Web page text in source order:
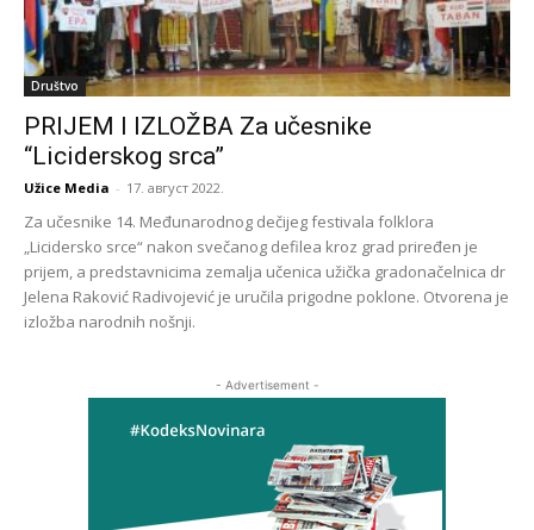
Društvo
PRIJEM I IZLOŽBA Za učesnike
“Liciderskog srca”
Užice Media - 17. август 2022.
Za učesnike 14. Međunarodnog dečijeg festivala folklora
„Licidersko srce“ nakon svečanog defilea kroz grad priređen je
prijem, a predstavnicima zemalja učenica užička gradonačelnica dr
Jelena Raković Radivojević je uručila prigodne poklone. Otvorena je
izložba narodnih nošnji.
- Advertisement -